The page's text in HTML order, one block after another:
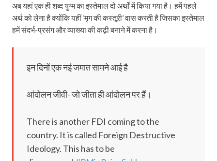
अब यहां एक ही शब्द युग्म का इस्तेमाल दो अर्थों में किया गया है। हमें पहले
अर्थ को लेना है क्योंकि यहीं ‘मृग की कस्तूरी’ वास करती है जिसका इस्तेमाल
हमें संदर्भ-प्रसंग और व्याख्या की कढ़ी बनाने में करना है।
इन दिनों एक नई जमात सामने आई है
आंदोलन जीवी- जो जीता ही आंदोलन पर हैं।
There is another FDI coming to the
country. It is called Foreign Destructive
Ideology. This has to be